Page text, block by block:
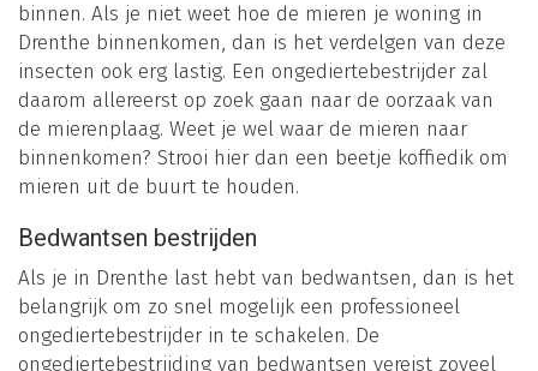
binnen. Als je niet weet hoe de mieren je woning in
Drenthe binnenkomen, dan is het verdelgen van deze
insecten ook erg lastig. Een ongediertebestrijder zal
daarom allereerst op zoek gaan naar de oorzaak van
de mierenplaag. Weet je wel waar de mieren naar
binnenkomen? Strooi hier dan een beetje koffiedik om
mieren uit de buurt te houden.
Bedwantsen bestrijden
Als je in Drenthe last hebt van bedwantsen, dan is het
belangrijk om zo snel mogelijk een professioneel
ongediertebestrijder in te schakelen. De
ongediertebestrijding van bedwantsen vereist zoveel